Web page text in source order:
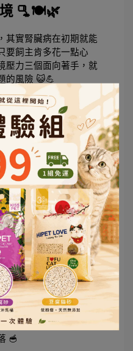
境 🫗🍽️🌿
其實腎臟病在初期就能
要飼主肯多花一點心
壓力三個面向著手，就
的風險 😺💪
料是關鍵！
的貓飼料，但你知道
的食物，長期下來可能
紀較大的貓咪，建議選
的處方飼料，能有效減
有早期腎病傾向，也能
支持其腎臟健康💡
要十倍！
敏銳，這也導致很多貓
最怕缺水，因為毒素無
成結晶、結石，甚至腎
試著：
水源 💦
🥣